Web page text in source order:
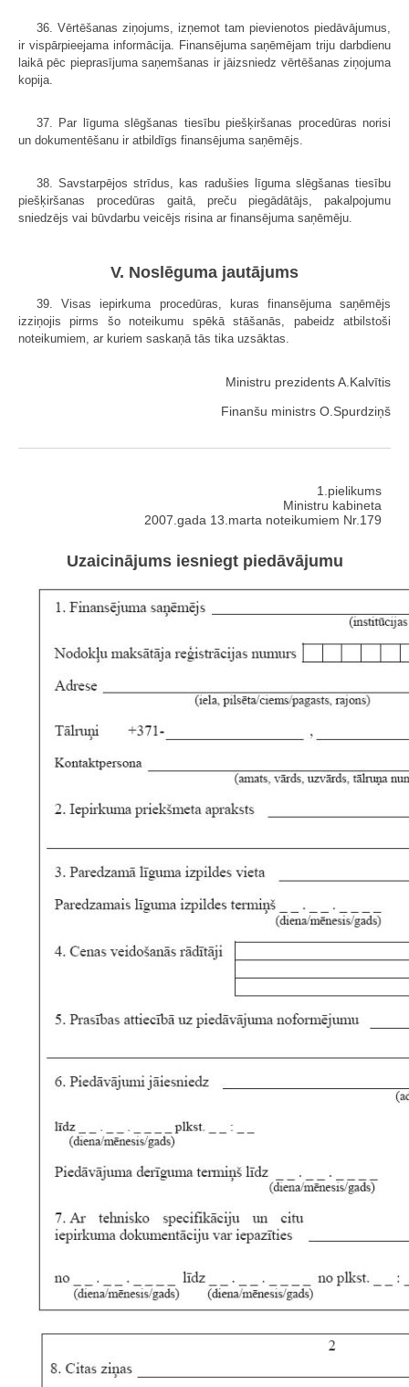
36. Vērtēšanas ziņojums, izņemot tam pievienotos piedāvājumus,
ir vispārpieejama informācija. Finansējuma saņēmējam triju darbdienu
laikā pēc pieprasījuma saņemšanas ir jāizsniedz vērtēšanas ziņojuma
kopija.
37. Par līguma slēgšanas tiesību piešķiršanas procedūras norisi
un dokumentēšanu ir atbildīgs finansējuma saņēmējs.
38. Savstarpējos strīdus, kas radušies līguma slēgšanas tiesību
piešķiršanas procedūras gaitā, preču piegādātājs, pakalpojumu
sniedzējs vai būvdarbu veicējs risina ar finansējuma saņēmēju.
V. Noslēguma jautājums
39. Visas iepirkuma procedūras, kuras finansējuma saņēmējs
izziņojis pirms šo noteikumu spēkā stāšanās, pabeidz atbilstoši
noteikumiem, ar kuriem saskaņā tās tika uzsāktas.
Ministru prezidents A.Kalvītis
Finanšu ministrs O.Spurdziņš
1.pielikums
Ministru kabineta
2007.gada 13.marta noteikumiem Nr.179
Uzaicinājums iesniegt piedāvājumu